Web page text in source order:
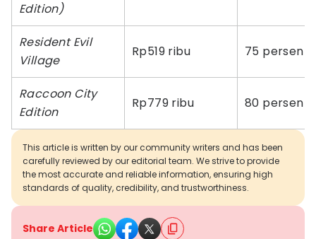
Edition)
Resident Evil
Village
Rp519 ribu 75 persen
Raccoon City
Edition
Rp779 ribu 80 persen
This article is written by our community writers and has been
carefully reviewed by our editorial team. We strive to provide
the most accurate and reliable information, ensuring high
standards of quality, credibility, and trustworthiness.
Share Article